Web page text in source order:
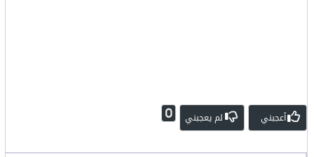
أعجبني لم يعجبني 0